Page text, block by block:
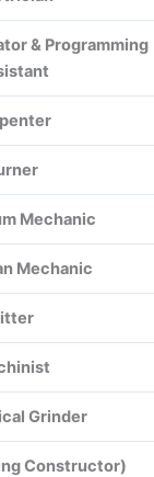
& Programming
Mechanic
Mechanic
Grinder
Constructor)